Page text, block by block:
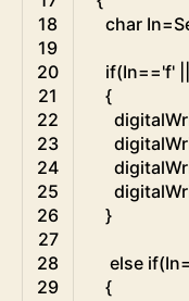
18
19
20
21
22
23
24
25
26
27
28
29
char In=
if(In=='f'
{
}
else if(In
{